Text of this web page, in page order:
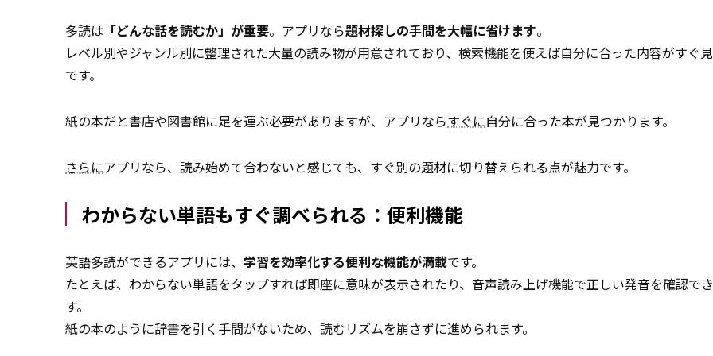
多読は 「どんな話を読むか」が重要。アプリなら題材探しの手間を大幅に省けます。
レベル別やジャンル別に整理された大量の読み物が用意されており、検索機能を使えば自分に合った内容がすぐ
です。
紙の本だと書店や図書館に足を運ぶ必要がありますが、アプリならすぐに自分に合った本が見つかります。
さらにアプリなら、読み始めて合わないと感じても、すぐ別の題材に切り替えられる点が魅力です。
わからない単語もすぐ調べられる：便利機能
英語多読ができるアプリには、 学習を効率化する便利な機能が満載です。
たとえば、わからない単語をタップすれば即座に意味が表示されたり、音声読み上げ機能で正しい発音を確認で
す。
紙の本のように辞書を引く手間がないため、読むリズムを崩さずに進められます。